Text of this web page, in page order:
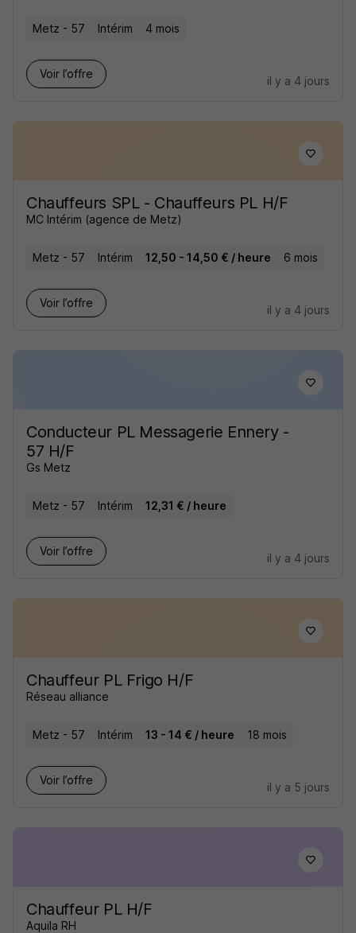
Metz - 57 Intérim 4 mois
Voir l’offre
il y a 4 jours
Chauffeurs SPL - Chauffeurs PL H/F
MC Intérim (agence de Metz)
Metz - 57 Intérim 12,50 - 14,50 € / heure 6 mois
Voir l’offre
il y a 4 jours
Conducteur PL Messagerie Ennery -
57 H/F
Gs Metz
Metz - 57 Intérim 12,31 € / heure
Voir l’offre
il y a 4 jours
Chauffeur PL Frigo H/F
Réseau alliance
Metz - 57 Intérim 13 - 14 € / heure 18 mois
Voir l’offre
il y a 5 jours
Chauffeur PL H/F
Aquila RH